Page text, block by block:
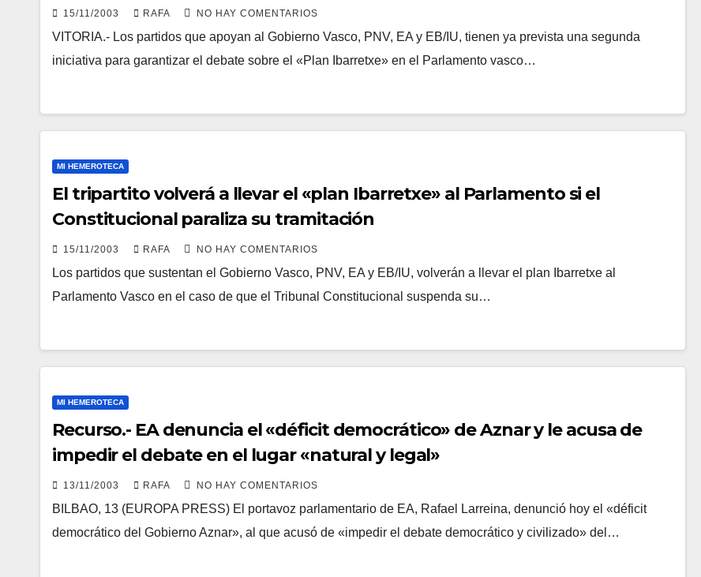
15/11/2003 RAFA NO HAY COMENTARIOS
VITORIA.- Los partidos que apoyan al Gobierno Vasco, PNV, EA y EB/IU, tienen ya prevista una segunda
iniciativa para garantizar el debate sobre el «Plan Ibarretxe» en el Parlamento vasco…
MI HEMEROTECA
El tripartito volverá a llevar el «plan Ibarretxe» al Parlamento si el
Constitucional paraliza su tramitación
15/11/2003 RAFA NO HAY COMENTARIOS
Los partidos que sustentan el Gobierno Vasco, PNV, EA y EB/IU, volverán a llevar el plan Ibarretxe al
Parlamento Vasco en el caso de que el Tribunal Constitucional suspenda su…
MI HEMEROTECA
Recurso.- EA denuncia el «déficit democrático» de Aznar y le acusa de
impedir el debate en el lugar «natural y legal»
13/11/2003 RAFA NO HAY COMENTARIOS
BILBAO, 13 (EUROPA PRESS) El portavoz parlamentario de EA, Rafael Larreina, denunció hoy el «déficit
democrático del Gobierno Aznar», al que acusó de «impedir el debate democrático y civilizado» del…